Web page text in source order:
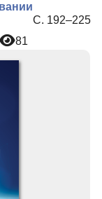
С. 192–225
81